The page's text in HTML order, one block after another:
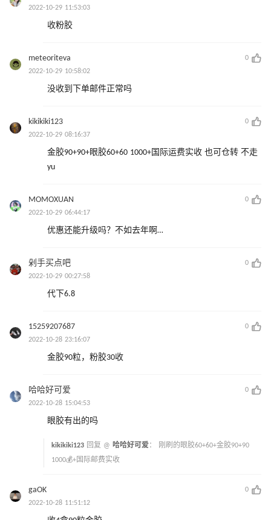
2022-10-29 11:53:03
收粉胶
meteoriteva
0
2022-10-29 10:58:02
没收到下单邮件正常吗
kikikiki123
0
2022-10-29 08:16:37
金胶90+90+眼胶60+60 1000+国际运费实收 也可仓转 不走
yu
MOMOXUAN
0
2022-10-29 06:44:17
优惠还能升级吗？不如去年啊…
剁手买点吧
0
2022-10-29 00:27:58
代下6.8
15259207687
0
2022-10-28 23:16:07
金胶90粒，粉胶30收
哈哈好可爱
0
2022-10-28 15:04:53
眼胶有出的吗
kikikiki123 回复 @ 哈哈好可爱：
刚刷的眼胶60+60+金胶90+90
1000💰+国际邮费实收
gaOK
0
2022-10-28 11:51:12